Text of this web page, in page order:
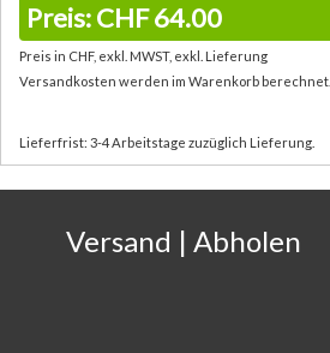
Preis: CHF 64.00
Preis in CHF, exkl. MWST, exkl. Lieferung
Versandkosten werden im Warenkorb berechnet.
Lieferfrist: 3-4 Arbeitstage zuzüglich Lieferung.
Versand | Abholen